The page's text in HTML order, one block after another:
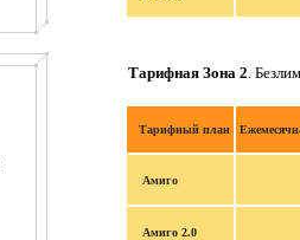
Тарифная Зона 2.
Тарифный план
Амиго
Амиго 2.0